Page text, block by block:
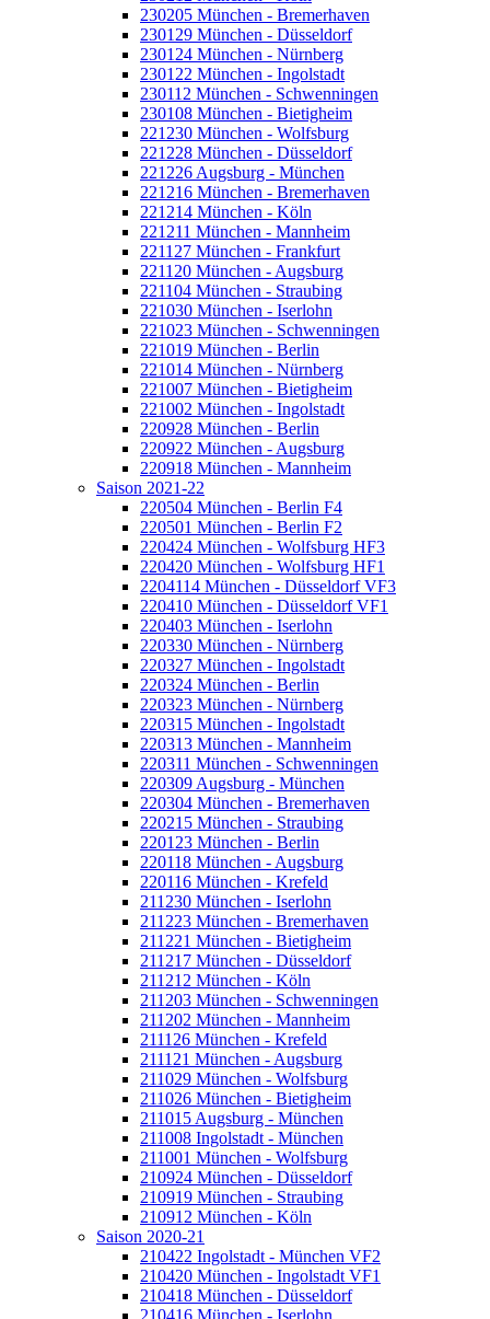
230205 München - Bremerhaven
230129 München - Düsseldorf
230124 München - Nürnberg
230122 München - Ingolstadt
230112 München - Schwenningen
230108 München - Bietigheim
221230 München - Wolfsburg
221228 München - Düsseldorf
221226 Augsburg - München
221216 München - Bremerhaven
221214 München - Köln
221211 München - Mannheim
221127 München - Frankfurt
221120 München - Augsburg
221104 München - Straubing
221030 München - Iserlohn
221023 München - Schwenningen
221019 München - Berlin
221014 München - Nürnberg
221007 München - Bietigheim
221002 München - Ingolstadt
220928 München - Berlin
220922 München - Augsburg
220918 München - Mannheim
Saison 2021-22
220504 München - Berlin F4
220501 München - Berlin F2
220424 München - Wolfsburg HF3
220420 München - Wolfsburg HF1
2204114 München - Düsseldorf VF3
220410 München - Düsseldorf VF1
220403 München - Iserlohn
220330 München - Nürnberg
220327 München - Ingolstadt
220324 München - Berlin
220323 München - Nürnberg
220315 München - Ingolstadt
220313 München - Mannheim
220311 München - Schwenningen
220309 Augsburg - München
220304 München - Bremerhaven
220215 München - Straubing
220123 München - Berlin
220118 München - Augsburg
220116 München - Krefeld
211230 München - Iserlohn
211223 München - Bremerhaven
211221 München - Bietigheim
211217 München - Düsseldorf
211212 München - Köln
211203 München - Schwenningen
211202 München - Mannheim
211126 München - Krefeld
211121 München - Augsburg
211029 München - Wolfsburg
211026 München - Bietigheim
211015 Augsburg - München
211008 Ingolstadt - München
211001 München - Wolfsburg
210924 München - Düsseldorf
210919 München - Straubing
210912 München - Köln
Saison 2020-21
210422 Ingolstadt - München VF2
210420 München - Ingolstadt VF1
210418 München - Düsseldorf
210416 München - Iserlohn